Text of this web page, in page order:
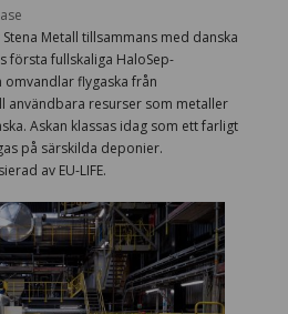
Metall tillsammans med danska
fullskaliga HaloSep-
omvandlar flygaska från
användbara resurser som metaller
Askan klassas idag som ett farligt
på särskilda deponier.
av EU-LIFE.